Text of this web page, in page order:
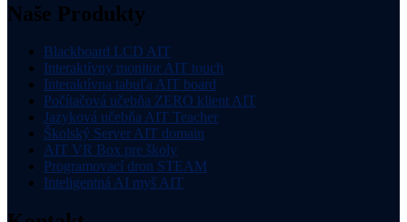
Naše Produkty
Blackboard LCD AIT
Interaktívny monitor AIT touch
Interaktívna tabuľa AIT board
Počítačová učebňa ZERO klient AIT
Jazyková učebňa AIT Teacher
Školský Server AIT domain
AIT VR Box pre školy
Programovací dron STEAM
Inteligentná AI myš AIT